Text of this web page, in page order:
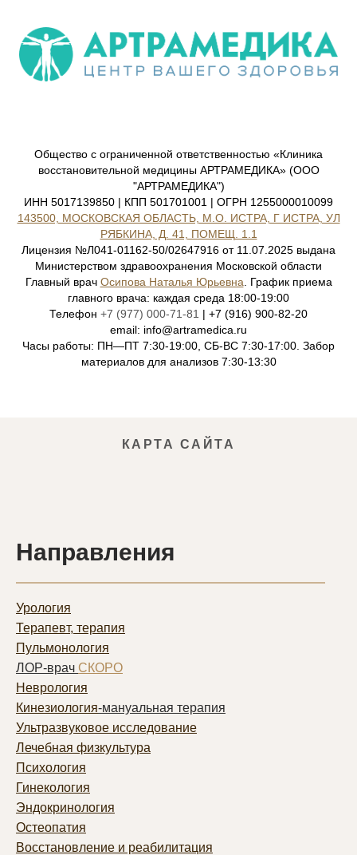
Общество с ограниченной ответственностью «Клиника
восстановительной медицины АРТРАМЕДИКА» (ООО
"АРТРАМЕДИКА")
ИНН 5017139850 | КПП 501701001 | ОГРН 1255000010099
143500, МОСКОВСКАЯ ОБЛАСТЬ, М.О. ИСТРА, Г ИСТРА, УЛ
РЯБКИНА, Д. 41, ПОМЕЩ. 1.1
Лицензия №Л041-01162-50/02647916 от 11.07.2025 выдана
Министерством здравоохранения Московской области
Главный врач Осипова Наталья Юрьевна . График приема
главного врача: каждая среда 18:00-19:00
Телефон +7 (977) 000-71-81 | +7 (916) 900-82-20
email: info@artramedica.ru
Часы работы: ПН—ПТ 7:30-19:00, СБ-ВС 7:30-17:00. Забор
материалов для анализов 7:30-13:30
КАРТА САЙТА
Направления
Урология
Терапевт, терапия
Пульмонология
ЛОР-врач СКОРО
Неврология
Кинезиология-мануальная терапия
Ультразвуковое исследование
Лечебная физкультура
Психология
Гинекология
Эндокринология
Остеопатия
Восстановление и реабилитация